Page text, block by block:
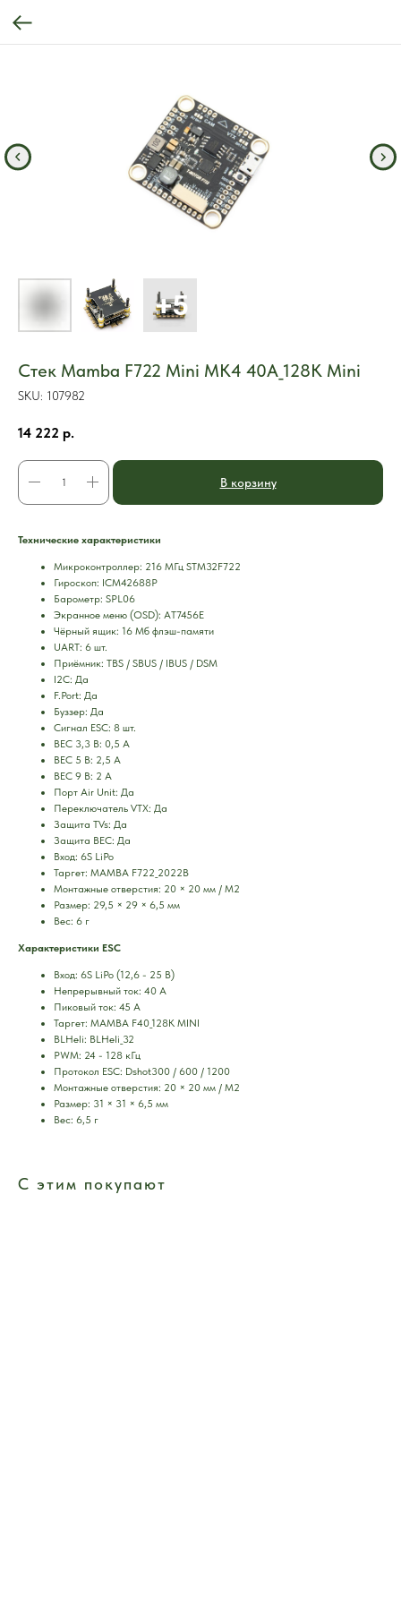
Стек Mamba F722 Mini MK4 40A_128K Mini
SKU: 107982
14 222 р.
В корзину
Технические характеристики
Микроконтроллер: 216 МГц STM32F722
Гироскоп: ICM42688P
Барометр: SPL06
Экранное меню (OSD): AT7456E
Чёрный ящик: 16 Мб флэш-памяти
UART: 6 шт.
Приёмник: TBS / SBUS / IBUS / DSM
I2C: Да
F.Port: Да
Буззер: Да
Сигнал ESC: 8 шт.
BEC 3,3 В: 0,5 А
BEC 5 В: 2,5 А
BEC 9 В: 2 А
Порт Air Unit: Да
Переключатель VTX: Да
Защита TVs: Да
Защита BEC: Да
Вход: 6S LiPo
Таргет: MAMBA F722_2022B
Монтажные отверстия: 20 × 20 мм / М2
Размер: 29,5 × 29 × 6,5 мм
Вес: 6 г
Характеристики ESC
Вход: 6S LiPo (12,6 - 25 В)
Непрерывный ток: 40 А
Пиковый ток: 45 А
Таргет: MAMBA F40_128K MINI
BLHeli: BLHeli_32
PWM: 24 - 128 кГц
Протокол ESC: Dshot300 / 600 / 1200
Монтажные отверстия: 20 × 20 мм / М2
Размер: 31 × 31 × 6,5 мм
Вес: 6,5 г
С этим покупают